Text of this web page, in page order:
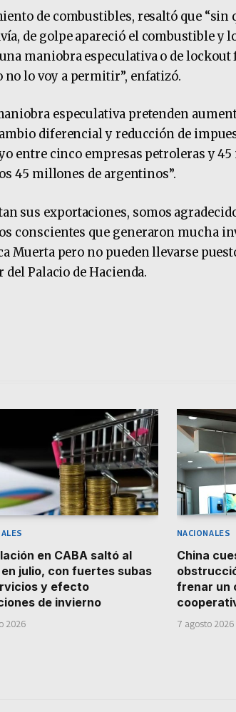
de combustibles, resaltó que “sin
de golpe apareció el combustible y
maniobra especulativa o de
lo voy a permitir”, enfatizó.
especulativa pretenden
diferencial y reducción de
entre cinco empresas petroleras y
45 millones de argentinos”.
sus exportaciones, somos
conscientes que generaron mucha
Muerta pero no pueden llevarse
Palacio de Hacienda.
en CABA saltó al
julio, con fuertes subas
y efecto
de invierno
2026
NACIONALES
China
frenar un
7 agosto 2026